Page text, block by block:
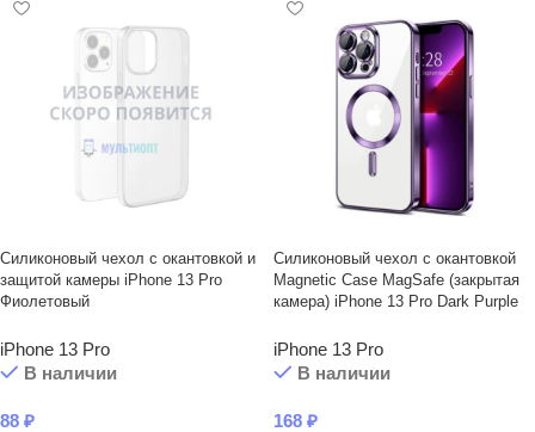
Силиконовый чехол с окантовкой и
защитой камеры iPhone 13 Pro
Фиолетовый
iPhone 13 Pro
В наличии
88 ₽
Силиконовый чехол с окантовкой
Magnetic Case MagSafe (закрытая
камера) iPhone 13 Pro Dark Purple
iPhone 13 Pro
В наличии
168 ₽